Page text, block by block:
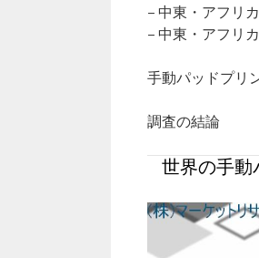
– 中東・アフリ
– 中東・アフリ
手動パッドプリ
調査の結論
世界の手